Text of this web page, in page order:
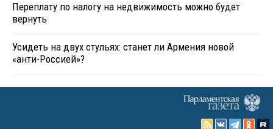
Переплату по налогу на недвижимость можно будет
вернуть
Усидеть на двух стульях: станет ли Армения новой
«анти-Россией»?